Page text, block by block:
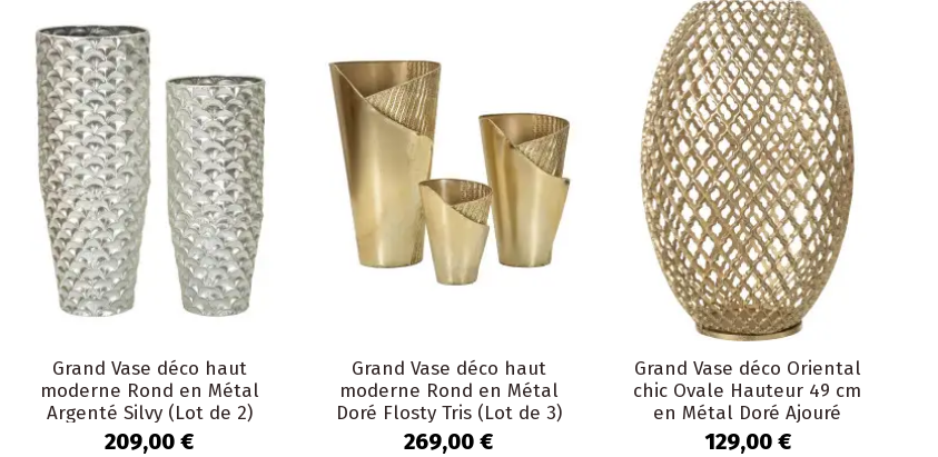
Grand Vase déco haut
moderne Rond en Métal
Argenté Silvy (Lot de 2)
209,00 €
Grand Vase déco haut
moderne Rond en Métal
Doré Flosty Tris (Lot de 3)
269,00 €
Grand Vase déco Oriental
chic Ovale Hauteur 49 cm
en Métal Doré Ajouré
Oraya
129,00 €